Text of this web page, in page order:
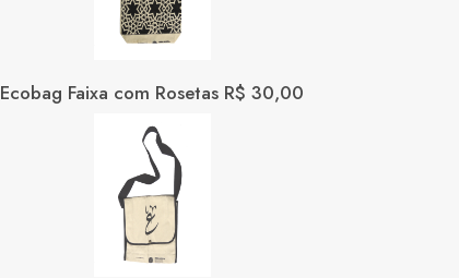
Ecobag Faixa com Rosetas R$ 30,00